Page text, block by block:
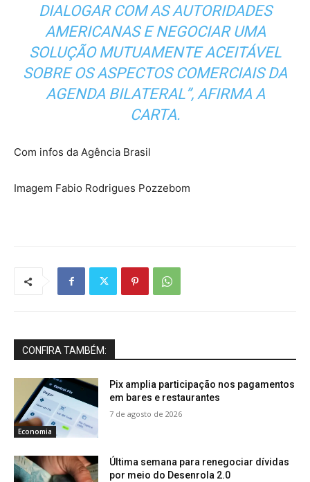
DIALOGAR COM AS AUTORIDADES
AMERICANAS E NEGOCIAR UMA
SOLUÇÃO MUTUAMENTE ACEITÁVEL
SOBRE OS ASPECTOS COMERCIAIS DA
AGENDA BILATERAL”, AFIRMA A
CARTA.
Com infos da Agência Brasil
Imagem Fabio Rodrigues Pozzebom
CONFIRA TAMBÉM:
Economia
Pix amplia participação nos pagamentos
em bares e restaurantes
7 de agosto de 2026
Última semana para renegociar dívidas
por meio do Desenrola 2.0